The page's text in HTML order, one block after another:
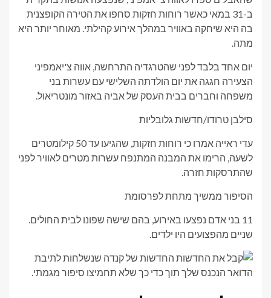
ב-31 במאי כאשר רוחות חזקות סחפו את הטירה הקופצנית
בה היא שיחקה באוויר במהלך אירוע קהילתי. מאוחר יותר היא
מתה.
יום אחד בלבד לפני שהטרגדיה התרחשה, אווה צ'יאמפיני
הצעירה חגגה את יום הולדתה השלישי עם עשרות בני
משפחה וחברים בבית העסק של אביה באזור מונטריאול.
סילבן טרודו/חדשות גלובליות
עדי ראייה אמרו כי רוחות חזקות, שהגיעו עד 50 קילומטרים
לשעה, הרימו את המבנה המתנפח עשרות מטרים לאוויר לפני
שהתרסקות חזרה.
הסיפור ממשיך מתחת לפרסומת
11 בני אדם נפצעו באירוע, בהם שישה שפונו לבית החולים.
שניים מהפצועים היו ילדים.